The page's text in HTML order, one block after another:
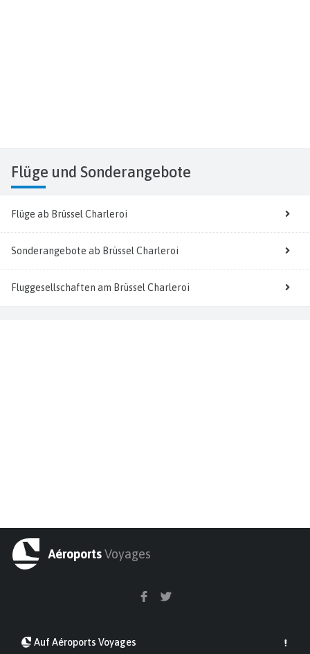
Flüge und Sonderangebote
Flüge ab Brüssel Charleroi
Sonderangebote ab Brüssel Charleroi
Fluggesellschaften am Brüssel Charleroi
AéroportsVoyages
Auf Aéroports Voyages